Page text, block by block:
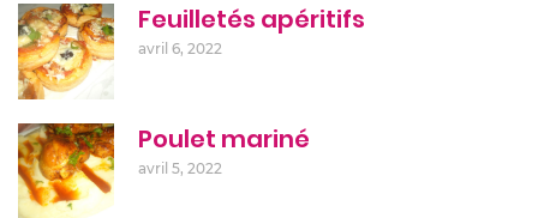
Feuilletés apéritifs
avril 6, 2022
Poulet mariné
avril 5, 2022